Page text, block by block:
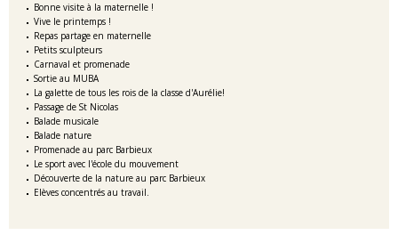
Bonne visite à la maternelle !
Vive le printemps !
Repas partage en maternelle
Petits sculpteurs
Carnaval et promenade
Sortie au MUBA
La galette de tous les rois de la classe d'Aurélie!
Passage de St Nicolas
Balade musicale
Balade nature
Promenade au parc Barbieux
Le sport avec l'école du mouvement
Découverte de la nature au parc Barbieux
Elèves concentrés au travail.